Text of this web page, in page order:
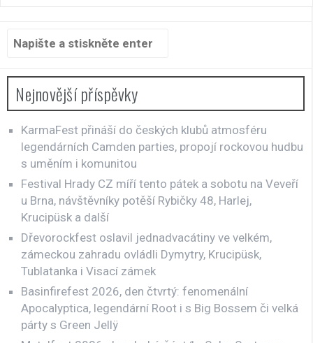
Hledat:
Nejnovější příspěvky
KarmaFest přináší do českých klubů atmosféru
legendárních Camden parties, propojí rockovou hudbu
s uměním i komunitou
Festival Hrady CZ míří tento pátek a sobotu na Veveří
u Brna, návštěvníky potěší Rybičky 48, Harlej,
Krucipüsk a další
Dřevorockfest oslavil jednadvacátiny ve velkém,
zámeckou zahradu ovládli Dymytry, Krucipüsk,
Tublatanka i Visací zámek
Basinfirefest 2026, den čtvrtý: fenomenální
Apocalyptica, legendární Root i s Big Bossem či velká
párty s Green Jellÿ